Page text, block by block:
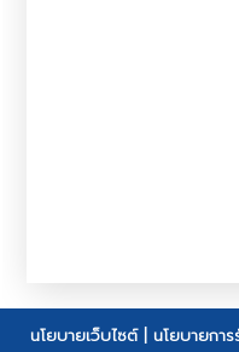
นโยบายเว็บไซต์|นโยบายกา